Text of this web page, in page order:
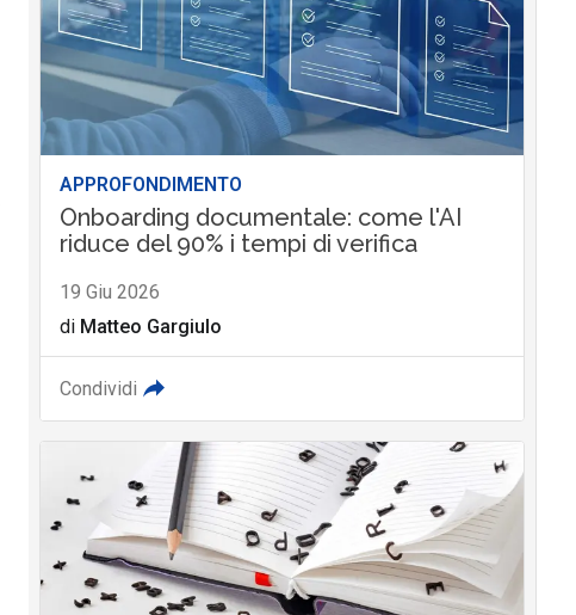
APPROFONDIMENTO
Onboarding documentale: come l'AI
riduce del 90% i tempi di verifica
19 Giu 2026
di Matteo Gargiulo
Condividi